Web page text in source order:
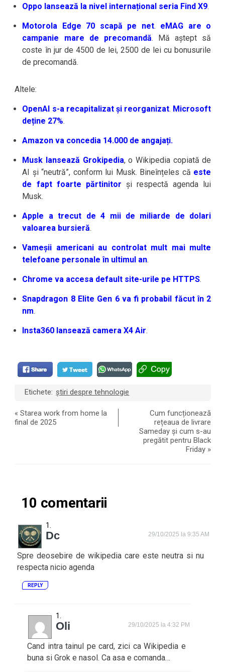
Oppo lansează la nivel internațional seria Find X9.
Motorola Edge 70 scapă pe net. eMAG are o
campanie mare de precomandă. Mă aștept să
coste în jur de 4500 de lei, 2500 de lei cu bonusurile
de precomandă.
Altele:
OpenAI s-a recapitalizat și reorganizat. Microsoft
deține 27%.
Amazon va concedia 14.000 de angajați.
Musk lansează Grokipedia, o Wikipedia copiată de
AI și “neutră”, conform lui Musk. Bineînțeles că este
de fapt foarte părtinitor și respectă agenda lui
Musk.
Apple a trecut de 4 mii de miliarde de dolari
valoarea bursieră.
Vameșii americani au controlat mult mai multe
telefoane personale în ultimul an.
Chrome va accesa default site-urile pe HTTPS.
Snapdragon 8 Elite Gen 6 va fi probabil făcut în 2
nm.
Insta360 lansează camera X4 Air.
Etichete: știri despre tehnologie
«Starea work from home la
final de 2025
Cum funcționează
rețeaua de livrare
Sameday și cum s-au
pregătit pentru Black
Friday »
10 comentarii
Dc 29/10/2025 la 9:35 AM
Spre deosebire de wikipedia care este neutra si nu
respecta nicio agenda
REPLY
Oli 29/10/2025 la 4:32 PM
Cand intra tainul pe card, zici ca Wikipedia e
buna si Grok e nasol. Ca asa e comanda…